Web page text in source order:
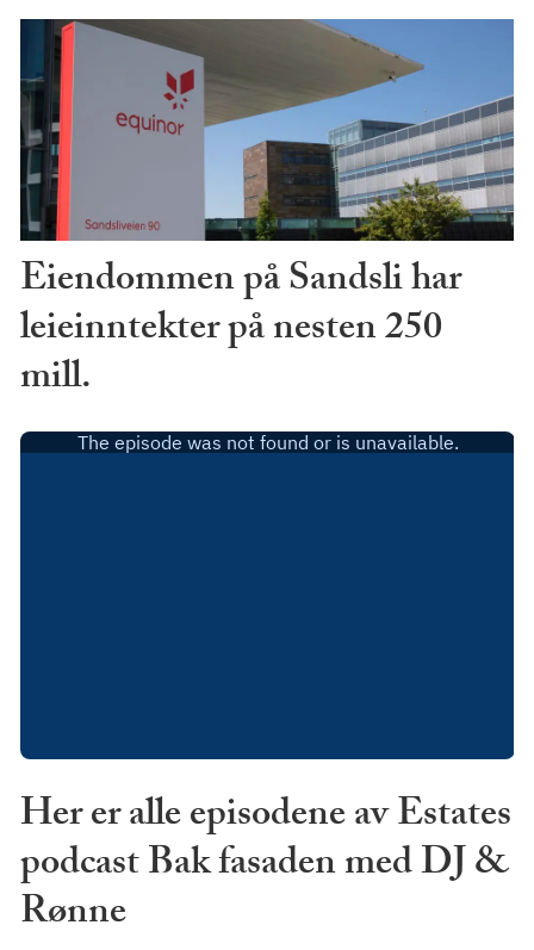
Eiendommen på Sandsli har
leieinntekter på nesten 250
mill.
Her er alle episodene av Estates
podcast Bak fasaden med DJ &
Rønne